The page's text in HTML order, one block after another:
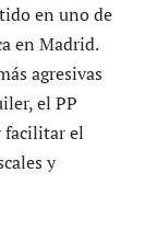
en uno de
en Madrid.
agresivas
el PP
facilitar el
y